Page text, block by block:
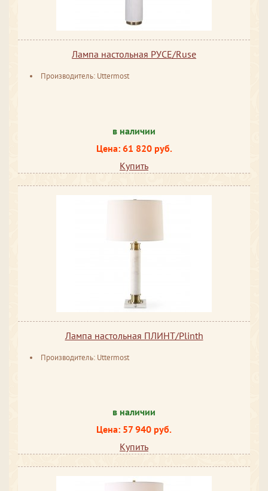
Лампа настольная РУСЕ/Ruse
Производитель: Uttermost
в наличии
Цена: 61 820 руб.
Купить
Лампа настольная ПЛИНТ/Plinth
Производитель: Uttermost
в наличии
Цена: 57 940 руб.
Купить